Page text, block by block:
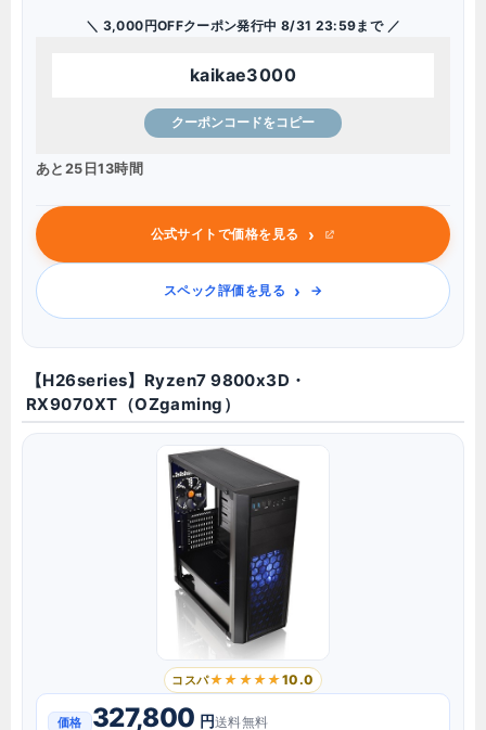
＼ 3,000円OFFクーポン発行中 8/31 23:59まで ／
kaikae3000
クーポンコードをコピー
あと25日13時間
公式サイトで価格を見る ›
スペック評価を見る ›
【H26series】Ryzen7 9800x3D・
RX9070XT（OZgaming）
コスパ 10.0
価格 327,800 円送料無料